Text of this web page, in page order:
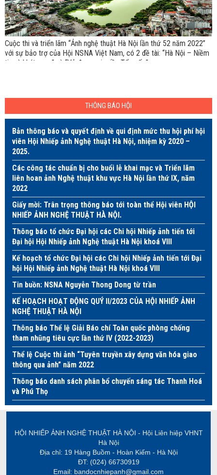
Cuộc thi và triển lãm “Ảnh nghệ thuật Hà Nội lần thứ 52 năm 2022”
với sự bảo trợ của Hội NSNA Việt Nam, có 2 đề tài: “Hà Nội – Niềm
tin và khát vọng” và “Vẻ đẹp mọi miền Tổ quốc”.
THÔNG BÁO HỘI
Bản thông báo và quyết định về qui định mức thu hội phí hội
viên Hội Nhiếp ảnh Nghệ thuật Hà Nội, nhiệm kỳ 2020 –
2025.
Các công tác chuẩn bị cho buổi lễ khai mạc và Triển lãm
liên hoan ảnh Nghệ thuật khu vực Hà Nội lần thứ IX, năm
2022
Giấy mời: Trân trọng thông báo tới toàn thể Hội viên HỘI
NHIẾP ẢNH NGHỆ THUẬT HÀ NỘI.
Thông báo tổ chức Đại hội các Chi hội Nhiếp ảnh tiến tới
Đại hội Hội Nhiếp ảnh Nghệ thuật Hà Nội khoá VIII
Kế hoạch tổ chức Đại hội các Chi hội Nhiếp ảnh tiến tới Đại
hội Hội Nhiếp ảnh Nghệ thuật Hà Nội khoá VIII
Tin buồn: NSNA Nguyễn Thong Dong từ trần
KẾ HOẠCH HOẠT ĐỘNG QUÝ II/2023 CỦA HỘI NHIẾP ẢNH
NGHỆ THUẬT HÀ NỘI
Thông báo Thể lệ Giải Báo chí Toàn quốc phòng chống
tham nhũng tiêu cực lần thứ IV (2022-2023)
Thể lệ Cuộc thi ảnh “Tuyên truyền xây dựng văn hóa giao
thông qua ảnh” năm 2022
Thông báo danh sách phân bổ chuyến sáng tác Thanh Hoá
và Phú Thọ
HỘI NHIẾP ẢNH NGHỆ THUẬT HÀ NỘI - Hội Liên hiệp VHNT
Hà Nội
Địa chỉ: 19 Hàng Buồm - Hoàn Kiếm - Hà Nội
ĐT: (024) 66730919
Email: bandocnhiepanh@gmail.com